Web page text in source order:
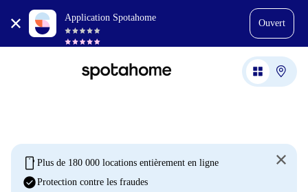
Application Spotahome
Ouvert
mobile Plus de 180 000 locations entièrement en ligne
check_circleProtection contre les fraudes